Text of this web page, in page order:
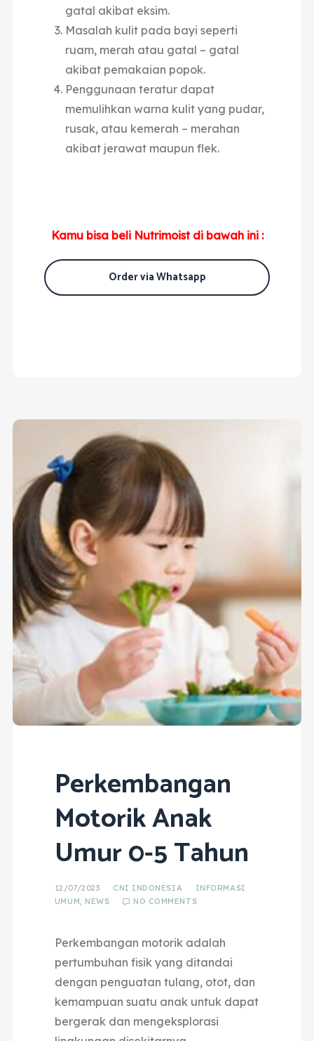
gatal akibat eksim.
Masalah kulit pada bayi seperti
ruam, merah atau gatal – gatal
akibat pemakaian popok.
Penggunaan teratur dapat
memulihkan warna kulit yang pudar,
rusak, atau kemerah – merahan
akibat jerawat maupun flek.
Kamu bisa beli Nutrimoist di bawah ini :
Order via Whatsapp
Perkembangan
Motorik Anak
Umur 0-5 Tahun
12/07/2023 CNI INDONESIA
INFORMASI
UMUM, NEWS NO COMMENTS
Perkembangan motorik adalah
pertumbuhan fisik yang ditandai
dengan penguatan tulang, otot, dan
kemampuan suatu anak untuk dapat
bergerak dan mengeksplorasi